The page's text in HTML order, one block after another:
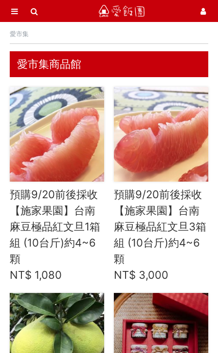
選單
愛市集商品館
Blog
會員服務
社群
愛飯團FB粉絲團
YouTube
Instagram
聯絡我們
客服專線
服務信箱
關於
關於愛飯團
愛市集
愛市集商品館
預購9/20前後採收
【施家果園】台南
麻豆極品紅文旦1箱
組 (10台斤)約4~6
顆
NT$ 1,080
預購9/20前後採收
【施家果園】台南
麻豆極品紅文旦3箱
組 (10台斤)約4~6
顆
NT$ 3,000